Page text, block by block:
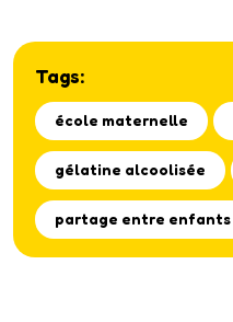
Tags:
école maternelle
gélatine alcoolisée
partage entre enfants